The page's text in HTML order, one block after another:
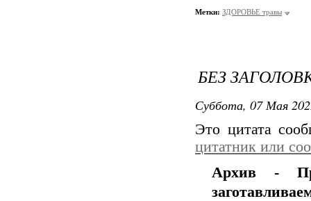
Метки: ЗДОРОВЬЕ травы
БЕЗ
Суббота, 07 Мая
Это цитата
цитатник или
Архив -